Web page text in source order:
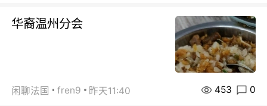
华裔温州分会
闲聊法国 fren9 昨天11:40 453 0